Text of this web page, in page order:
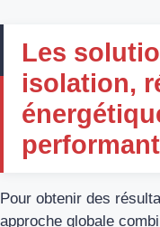
Les
isolation,
performant
Pour obtenir des
approche globale